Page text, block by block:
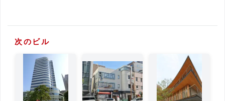
次のビル